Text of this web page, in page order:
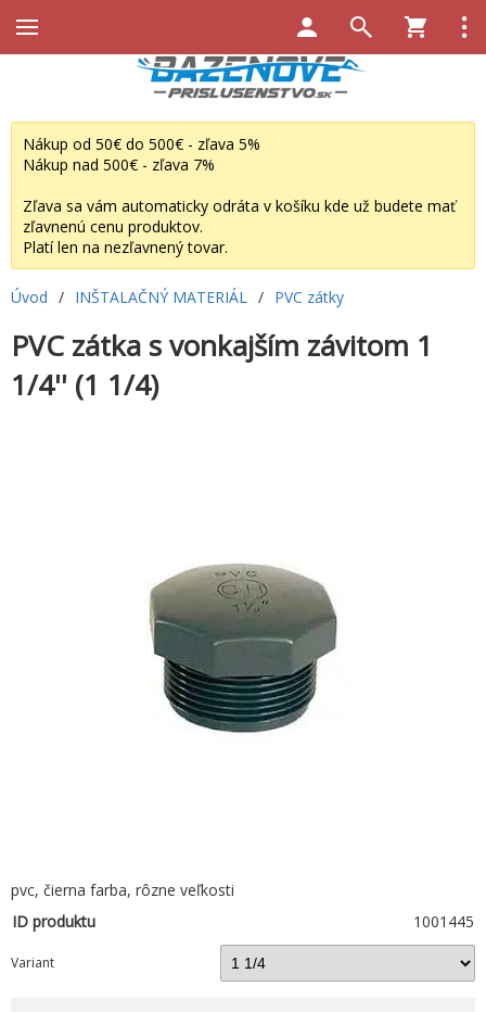
Nákup od 50€ do 500€ - zľava 5%
Nákup nad 500€ - zľava 7%
Zľava sa vám automaticky odráta v košíku kde už budete mať
zľavnenú cenu produktov.
Platí len na nezľavnený tovar.
Úvod / INŠTALAČNÝ MATERIÁL / PVC zátky
PVC zátka s vonkajším závitom 1
1/4'' (1 1/4)
pvc, čierna farba, rôzne veľkosti
ID produktu
1001445
Variant